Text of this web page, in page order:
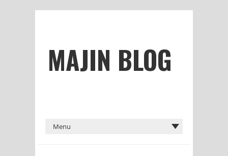
MAJIN BLOG